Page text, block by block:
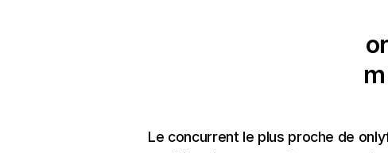
m
Le concurrent le plus proche de